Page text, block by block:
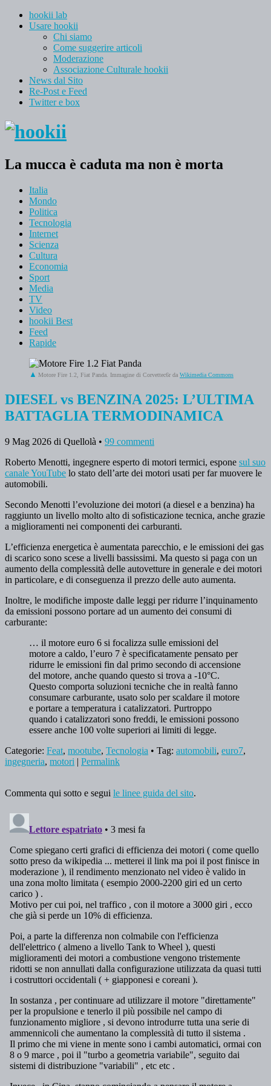
hookii lab
Usare hookii
Chi siamo
Come suggerire articoli
Moderazione
Associazione Culturale hookii
News dal Sito
Re-Post e Feed
Twitter e box
La mucca è caduta ma non è morta
Italia
Mondo
Politica
Tecnologia
Internet
Scienza
Cultura
Economia
Sport
Media
TV
Video
hookii Best
Feed
Rapide
Motore Fire 1.2, Fiat Panda. Immagine di Corvettec6r da Wikimedia Commons
DIESEL vs BENZINA 2025: L’ULTIMA
BATTAGLIA TERMODINAMICA
9 Mag 2026 di Quellolà • 99 commenti
Roberto Menotti, ingegnere esperto di motori termici, espone sul suo
canale YouTube lo stato dell’arte dei motori usati per far muovere le
automobili.
Secondo Menotti l’evoluzione dei motori (a diesel e a benzina) ha
raggiunto un livello molto alto di sofisticazione tecnica, anche grazie
a miglioramenti nei componenti dei carburanti.
L’efficienza energetica è aumentata parecchio, e le emissioni dei gas
di scarico sono scese a livelli bassissimi. Ma questo si paga con un
aumento della complessità delle autovetture in generale e dei motori
in particolare, e di conseguenza il prezzo delle auto aumenta.
Inoltre, le modifiche imposte dalle leggi per ridurre l’inquinamento
da emissioni possono portare ad un aumento dei consumi di
carburante:
… il motore euro 6 si focalizza sulle emissioni del
motore a caldo, l’euro 7 è specificatamente pensato per
ridurre le emissioni fin dal primo secondo di accensione
del motore, anche quando questo si trova a -10°C.
Questo comporta soluzioni tecniche che in realtà fanno
consumare carburante, usato solo per scaldare il motore
e portare a temperatura i catalizzatori. Purtroppo
quando i catalizzatori sono freddi, le emissioni possono
essere anche 100 volte superiori ai limiti di legge.
Categorie: Feat, mootube, Tecnologia • Tag: automobili, euro7,
ingegneria, motori | Permalink
Commenta qui sotto e segui le linee guida del sito.